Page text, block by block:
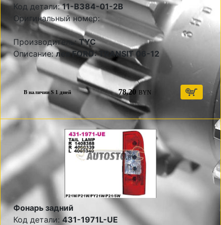
Код детали:11-B384-01-2B
Оригинальный номер:
Производитель:TYC
Описание:лев FORD: TRANSIT 06-12
В наличии S 1 дней 78,20 BYN
Фонарь задний
Код детали: 431-1971L-UE